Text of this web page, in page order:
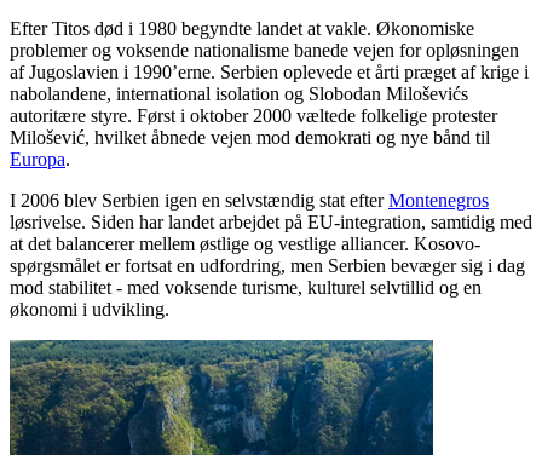
Efter Titos død i 1980 begyndte landet at vakle. Økonomiske
problemer og voksende nationalisme banede vejen for opløsningen
af Jugoslavien i 1990’erne. Serbien oplevede et årti præget af krige i
nabolandene, international isolation og Slobodan Miloševićs
autoritære styre. Først i oktober 2000 væltede folkelige protester
Milošević, hvilket åbnede vejen mod demokrati og nye bånd til
Europa.
I 2006 blev Serbien igen en selvstændig stat efterMontenegros
løsrivelse. Siden har landet arbejdet på EU-integration, samtidig med
at det balancerer mellem østlige og vestlige alliancer. Kosovo-
spørgsmålet er fortsat en udfordring, men Serbien bevæger sig i dag
mod stabilitet - med voksende turisme, kulturel selvtillid og en
økonomi i udvikling.